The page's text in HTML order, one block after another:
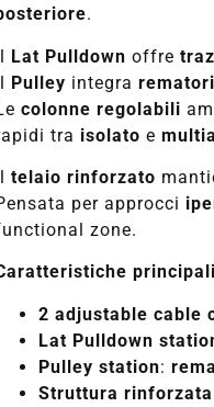
.
Lat Pulldown offre
Pulley integrarematori
colonne regolabili
tra isolato e
telaio rinforzato
per approcci
zone.
principali
2 adjustable cable
Lat Pulldown
Pulley station:
Struttura